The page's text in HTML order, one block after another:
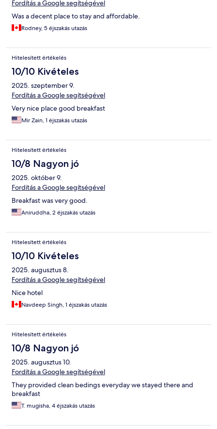
Fordítás a Google segítségével
Was a decent place to stay and affordable.
Rodney, 5 éjszakás utazás
Hitelesített értékelés
10/10 Kivételes
2025. szeptember 9.
Fordítás a Google segítségével
Very nice place good breakfast
Mir Zain, 1 éjszakás utazás
Hitelesített értékelés
10/8 Nagyon jó
2025. október 9.
Fordítás a Google segítségével
Breakfast was very good.
Aniruddha, 2 éjszakás utazás
Hitelesített értékelés
10/10 Kivételes
2025. augusztus 8.
Fordítás a Google segítségével
Nice hotel
Navdeep Singh, 1 éjszakás utazás
Hitelesített értékelés
10/8 Nagyon jó
2025. augusztus 10.
Fordítás a Google segítségével
They provided clean bedings everyday we stayed there and
breakfast
T. mugisha, 4 éjszakás utazás